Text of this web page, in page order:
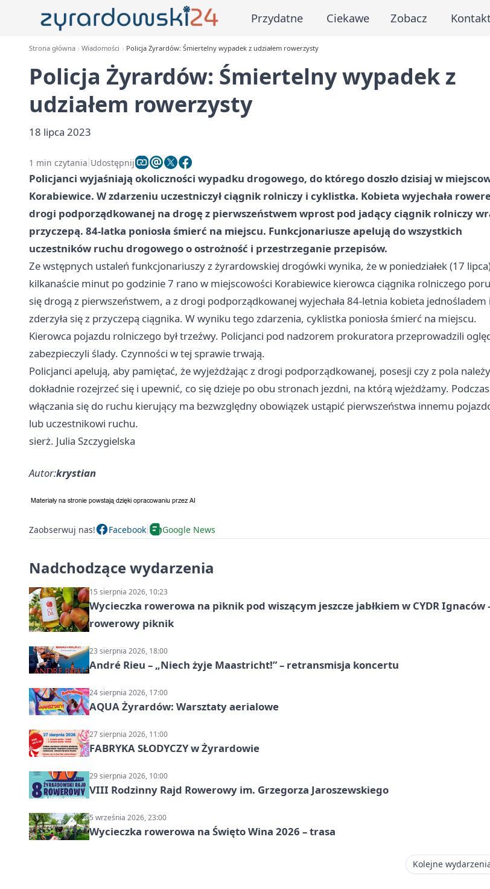
Przydatne Ciekawe Zobacz
Strona główna Wiadomości Policja Żyrardów: Śmiertelny wypadek z udziałem rowerzysty
Policja Żyrardów: Śmiertelny wypadek z
udziałem rowerzysty
18 lipca 2023
1 min czytania Udostępnij
Policjanci wyjaśniają okoliczności wypadku drogowego, do którego doszło dzisiaj w
Korabiewice. W zdarzeniu uczestniczył ciągnik rolniczy i cyklistka. Kobieta wyjechała
drogi podporządkowanej na drogę z pierwszeństwem wprost pod jadący ciągnik rolniczy
przyczepą. 84-latka poniosła śmierć na miejscu. Funkcjonariusze apelują do wszystkich
uczestników ruchu drogowego o ostrożność i przestrzeganie przepisów.
Ze wstępnych ustaleń funkcjonariuszy z żyrardowskiej drogówki wynika, że w poniedziałek (17
kilkanaście minut po godzinie 7 rano w miejscowości Korabiewice kierowca ciągnika rolniczego
się drogą z pierwszeństwem, a z drogi podporządkowanej wyjechała 84-letnia kobieta jednośladem i
zderzyła się z przyczepą ciągnika. W wyniku tego zdarzenia, cyklistka poniosła śmierć na miejscu.
Kierowca pojazdu rolniczego był trzeźwy. Policjanci pod nadzorem prokuratora przeprowadzili
zabezpieczyli ślady. Czynności w tej sprawie trwają.
Policjanci apelują, aby pamiętać, że wyjeżdżając z drogi podporządkowanej, posesji czy z pola należy
dokładnie rozejrzeć się i upewnić, co się dzieje po obu stronach jezdni, na którą wjeżdżamy. Podczas
włączania się do ruchu kierujący ma bezwzględny obowiązek ustąpić pierwszeństwa innemu
lub uczestnikowi ruchu.
sierż. Julia Szczygielska
Autor:krystian
Zaobserwuj nas! Facebook Google News
Nadchodzące wydarzenia
15 sierpnia 2026, 10:23
Wycieczka rowerowa na piknik pod wiszącym jeszcze jabłkiem w CYDR Ignaców
rowerowy piknik
23 sierpnia 2026, 18:00
André Rieu – „Niech żyje Maastricht!” – retransmisja koncertu
24 sierpnia 2026, 17:00
AQUA Żyrardów: Warsztaty aerialowe
27 sierpnia 2026, 11:00
FABRYKA SŁODYCZY w Żyrardowie
29 sierpnia 2026, 10:00
VIII Rodzinny Rajd Rowerowy im. Grzegorza Jaroszewskiego
5 września 2026, 23:00
Wycieczka rowerowa na Święto Wina 2026 – trasa
Kolejne